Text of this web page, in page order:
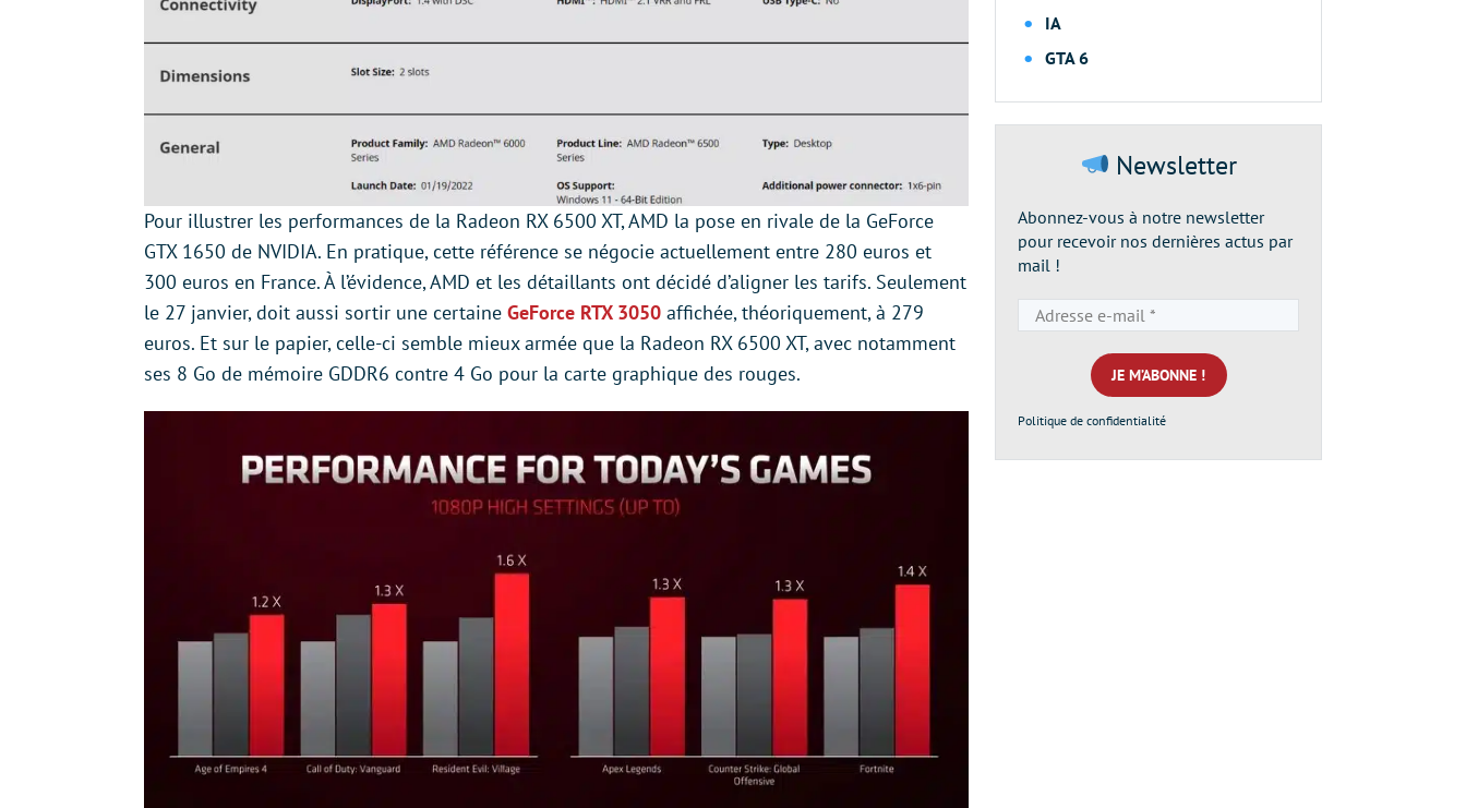
Pour illustrer les performances de la Radeon RX 6500 XT, AMD la pose en rivale de la GeForce
GTX 1650 de NVIDIA. En pratique, cette référence se négocie actuellement entre 280 euros et
300 euros en France. À l’évidence, AMD et les détaillants ont décidé d’aligner les tarifs. Seulement
le 27 janvier, doit aussi sortir une certaine GeForce RTX 3050 affichée, théoriquement, à 279
euros. Et sur le papier, celle-ci semble mieux armée que la Radeon RX 6500 XT, avec notamment
ses 8 Go de mémoire GDDR6 contre 4 Go pour la carte graphique des rouges.
IA
GTA 6
Newsletter
Abonnez-vous à notre newsletter
pour recevoir nos dernières actus par
mail !
e-
mail
*
Politique de confidentialité